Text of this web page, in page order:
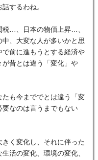
するわね。
税…、日本の物価上昇…、
、大変な人が多いかと思
で前に進もうとする経済や
が昔とは違う「変化」や
たも今まででとは違う「変
要なのは言うまでもない
く変化し、それに伴った
活の変化、環境の変化、